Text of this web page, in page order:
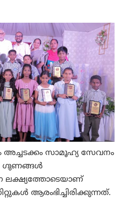
അച്ചടക്കം സാമൂഹ്യ സേവനം
ഗുണങ്ങൾ
ലക്ഷ്യത്തോടെയാണ്
ആരംഭിച്ചിരിക്കുന്നത്.